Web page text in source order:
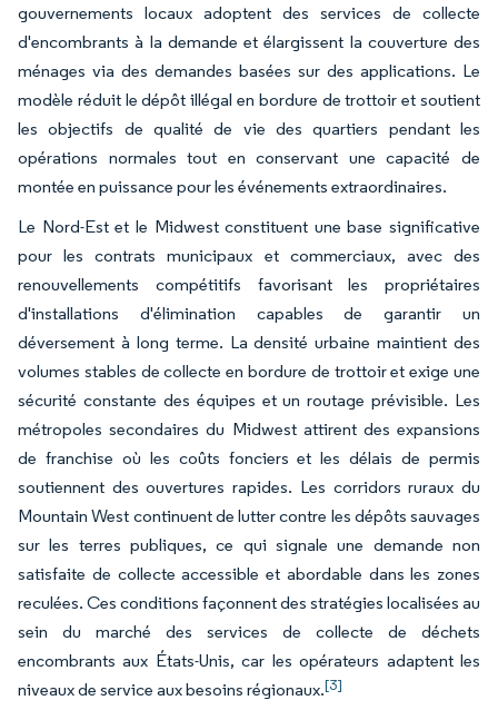
gouvernements locaux adoptent des services de collecte
d'encombrants à la demande et élargissent la couverture des
ménages via des demandes basées sur des applications. Le
modèle réduit le dépôt illégal en bordure de trottoir et soutient
les objectifs de qualité de vie des quartiers pendant les
opérations normales tout en conservant une capacité de
montée en puissance pour les événements extraordinaires.
Le Nord-Est et le Midwest constituent une base significative
pour les contrats municipaux et commerciaux, avec des
renouvellements compétitifs favorisant les propriétaires
d'installations d'élimination capables de garantir un
déversement à long terme. La densité urbaine maintient des
volumes stables de collecte en bordure de trottoir et exige une
sécurité constante des équipes et un routage prévisible. Les
métropoles secondaires du Midwest attirent des expansions
de franchise où les coûts fonciers et les délais de permis
soutiennent des ouvertures rapides. Les corridors ruraux du
Mountain West continuent de lutter contre les dépôts sauvages
sur les terres publiques, ce qui signale une demande non
satisfaite de collecte accessible et abordable dans les zones
reculées. Ces conditions façonnent des stratégies localisées au
sein du marché des services de collecte de déchets
encombrants aux États-Unis, car les opérateurs adaptent les
niveaux de service aux besoins régionaux.[3]